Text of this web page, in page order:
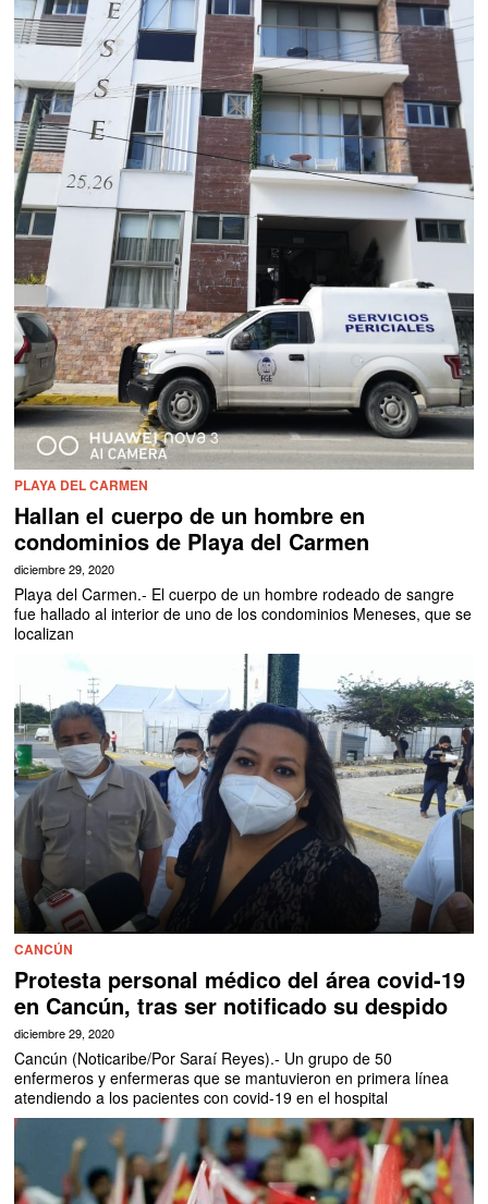
PLAYA DEL CARMEN
Hallan el cuerpo de un hombre en
condominios de Playa del Carmen
diciembre 29, 2020
Playa del Carmen.- El cuerpo de un hombre rodeado de sangre
fue hallado al interior de uno de los condominios Meneses, que se
localizan
CANCÚN
Protesta personal médico del área covid-19
en Cancún, tras ser notificado su despido
diciembre 29, 2020
Cancún (Noticaribe/Por Saraí Reyes).- Un grupo de 50
enfermeros y enfermeras que se mantuvieron en primera línea
atendiendo a los pacientes con covid-19 en el hospital